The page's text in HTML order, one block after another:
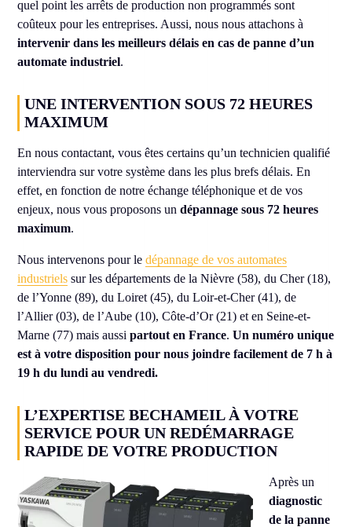
quel point les arrêts de production non programmés sont
coûteux pour les entreprises. Aussi, nous nous attachons à
intervenir dans les meilleurs délais en cas de panne d’un
automate industriel.
UNE INTERVENTION SOUS 72 HEURES
MAXIMUM
En nous contactant, vous êtes certains qu’un technicien qualifié
interviendra sur votre système dans les plus brefs délais. En
effet, en fonction de notre échange téléphonique et de vos
enjeux, nous vous proposons undépannage sous 72 heures
maximum.
Nous intervenons pour ledépannage de vos automates
industriels sur les départements de la Nièvre (58), du Cher (18),
de l’Yonne (89), du Loiret (45), du Loir-et-Cher (41), de
l’Allier (03), de l’Aube (10), Côte-d’Or (21) et en Seine-et-
Marne (77) mais aussipartout en France.Un numéro unique
est à votre disposition pour nous joindre facilement de 7 h à
19 h du lundi au vendredi.
L’EXPERTISE BECHAMEIL À VOTRE
SERVICE POUR UN REDÉMARRAGE
RAPIDE DE VOTRE PRODUCTION
Après un
diagnostic
de la panne